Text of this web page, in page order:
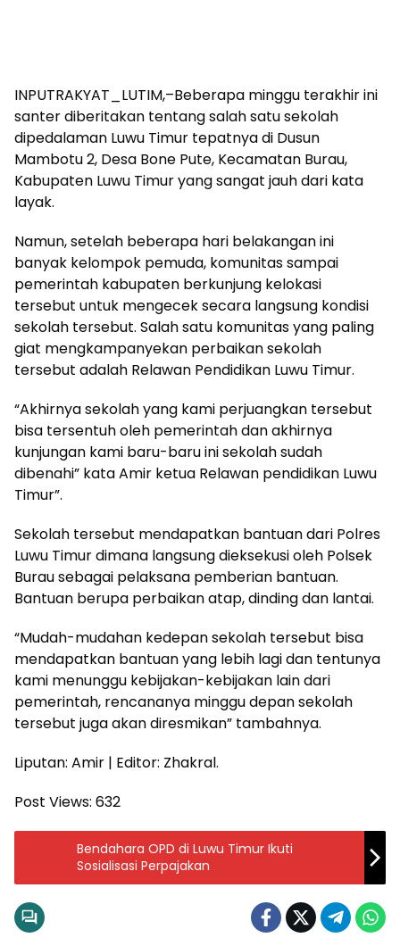
INPUTRAKYAT_LUTIM,–Beberapa minggu terakhir ini
santer diberitakan tentang salah satu sekolah
dipedalaman Luwu Timur tepatnya di Dusun
Mambotu 2, Desa Bone Pute, Kecamatan Burau,
Kabupaten Luwu Timur yang sangat jauh dari kata
layak.
Namun, setelah beberapa hari belakangan ini
banyak kelompok pemuda, komunitas sampai
pemerintah kabupaten berkunjung kelokasi
tersebut untuk mengecek secara langsung kondisi
sekolah tersebut. Salah satu komunitas yang paling
giat mengkampanyekan perbaikan sekolah
tersebut adalah Relawan Pendidikan Luwu Timur.
“Akhirnya sekolah yang kami perjuangkan tersebut
bisa tersentuh oleh pemerintah dan akhirnya
kunjungan kami baru-baru ini sekolah sudah
dibenahi” kata Amir ketua Relawan pendidikan Luwu
Timur”.
Sekolah tersebut mendapatkan bantuan dari Polres
Luwu Timur dimana langsung dieksekusi oleh Polsek
Burau sebagai pelaksana pemberian bantuan.
Bantuan berupa perbaikan atap, dinding dan lantai.
“Mudah-mudahan kedepan sekolah tersebut bisa
mendapatkan bantuan yang lebih lagi dan tentunya
kami menunggu kebijakan-kebijakan lain dari
pemerintah, rencananya minggu depan sekolah
tersebut juga akan diresmikan” tambahnya.
Liputan: Amir | Editor: Zhakral.
Post Views: 632
Bendahara OPD di Luwu Timur Ikuti
Sosialisasi Perpajakan